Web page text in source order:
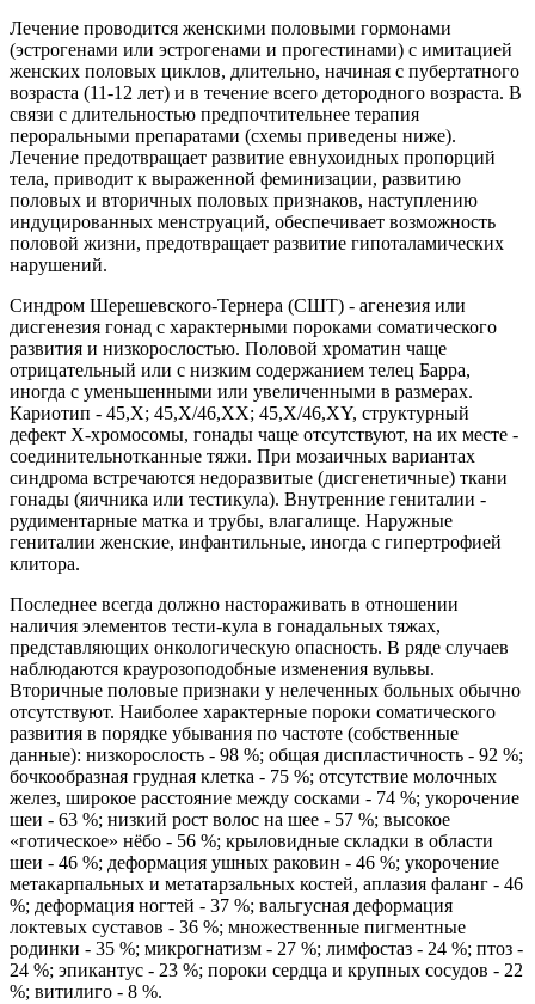
Лечение проводится женскими половыми гормонами
(эстрогенами или эстрогенами и прогестинами) с имитацией
женских половых циклов, длительно, начиная с пубертатного
возраста (11-12 лет) и в течение всего детородного возраста. В
связи с длительностью предпочтительнее терапия
пероральными препаратами (схемы приведены ниже).
Лечение предотвращает развитие евнухоидных пропорций
тела, приводит к выраженной феминизации, развитию
половых и вторичных половых признаков, наступлению
индуцированных менструаций, обеспечивает возможность
половой жизни, предотвращает развитие гипоталамических
нарушений.
Синдром Шерешевского-Тернера (СШТ) - агенезия или
дисгенезия гонад с характерными пороками соматического
развития и низкорослостью. Половой хроматин чаще
отрицательный или с низким содержанием телец Барра,
иногда с уменьшенными или увеличенными в размерах.
Кариотип - 45,Х; 45,Х/46,ХХ; 45,X/46,XY, структурный
дефект Х-хромосомы, гонады чаще отсутствуют, на их месте -
соединительнотканные тяжи. При мозаичных вариантах
синдрома встречаются недоразвитые (дисгенетичные) ткани
гонады (яичника или тестикула). Внутренние гениталии -
рудиментарные матка и трубы, влагалище. Наружные
гениталии женские, инфантильные, иногда с гипертрофией
клитора.
Последнее всегда должно настораживать в отношении
наличия элементов тести-кула в гонадальных тяжах,
представляющих онкологическую опасность. В ряде случаев
наблюдаются краурозоподобные изменения вульвы.
Вторичные половые признаки у нелеченных больных обычно
отсутствуют. Наиболее характерные пороки соматического
развития в порядке убывания по частоте (собственные
данные): низкорослость - 98 %; общая диспластичность - 92 %;
бочкообразная грудная клетка - 75 %; отсутствие молочных
желез, широкое расстояние между сосками - 74 %; укорочение
шеи - 63 %; низкий рост волос на шее - 57 %; высокое
«готическое» нёбо - 56 %; крыловидные складки в области
шеи - 46 %; деформация ушных раковин - 46 %; укорочение
метакарпальных и метатарзальных костей, аплазия фаланг - 46
%; деформация ногтей - 37 %; вальгусная деформация
локтевых суставов - 36 %; множественные пигментные
родинки - 35 %; микрогнатизм - 27 %; лимфостаз - 24 %; птоз -
24 %; эпикантус - 23 %; пороки сердца и крупных сосудов - 22
%; витилиго - 8 %.